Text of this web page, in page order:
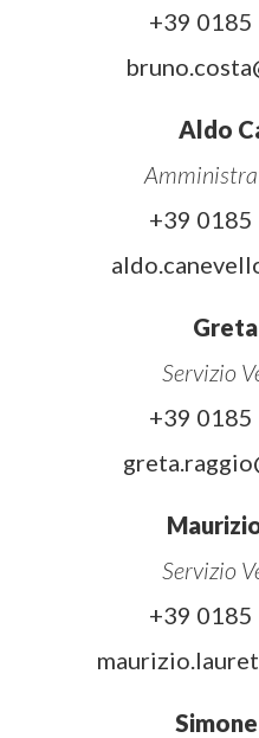
+39 0185
Aldo
+39 0185
Servizio
+39 0185
Servizio
+39 0185